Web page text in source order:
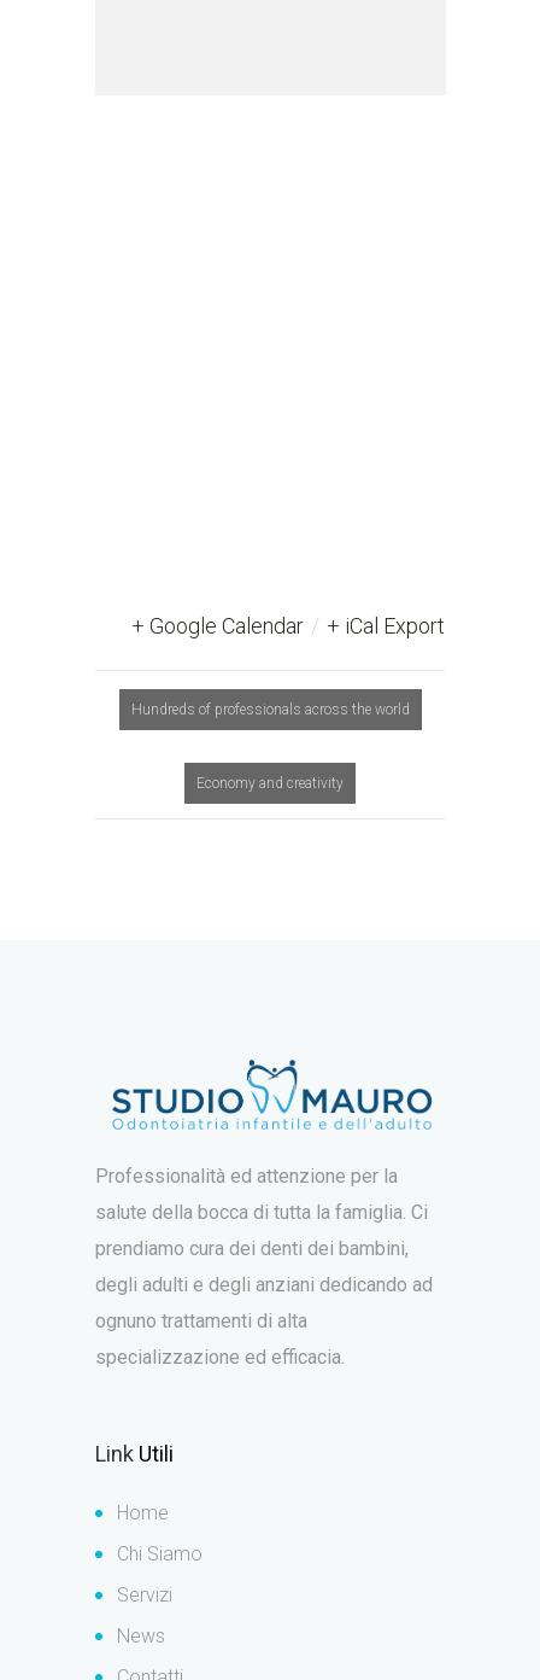
+ Google Calendar / + iCal Export
Hundreds of professionals across the world
Economy and creativity
Professionalità ed attenzione per la
salute della bocca di tutta la famiglia. Ci
prendiamo cura dei denti dei bambini,
degli adulti e degli anziani dedicando ad
ognuno trattamenti di alta
specializzazione ed efficacia.
Link Utili
Home
Chi Siamo
Servizi
News